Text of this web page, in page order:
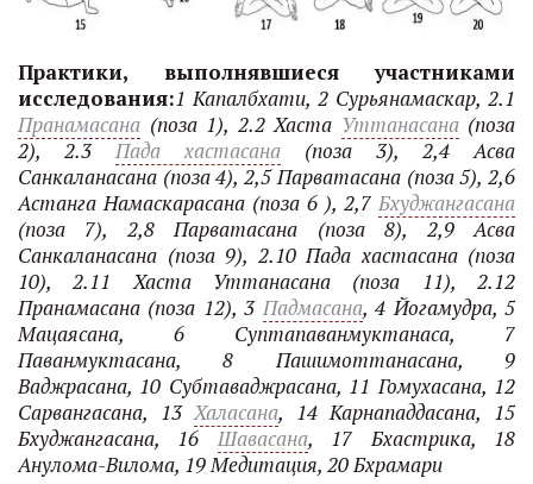
Практики, выполнявшиеся участниками
исследования:1 Капалбхати, 2 Сурьянамаскар, 2.1
Пранамасана (поза 1), 2.2 Хаста Уттанасана(поза
2), 2.3 Пада хастасана (поза 3), 2,4 Асва
Санкаланасана (поза 4), 2,5 Парватасана (поза 5), 2,6
Астанга Намаскарасана (поза 6 ), 2,7 Бхуджангасана
(поза 7), 2,8 Парватасана (поза 8), 2,9 Асва
Санкаланасана (поза 9), 2.10 Пада хастасана (поза
10), 2.11 Хаста Уттанасана (поза 11), 2.12
Пранамасана (поза 12), 3 Падмасана, 4 Йогамудра, 5
Мацаясана, 6 Суптапаванмуктанаса, 7
Паванмуктасана, 8 Пашимоттанасана, 9
Ваджрасана, 10 Субтаваджрасана, 11 Гомухасана, 12
Сарвангасана, 13Халасана, 14 Карнападдасана, 15
Бхуджангасана, 16 Шавасана, 17 Бхастрика, 18
Анулома-Вилома, 19 Медитация, 20 Бхрамари